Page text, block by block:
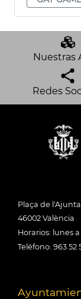
Nuestras
Redes
Plaça de
46002 València
Horarios: lunes
Teléfono: 963 52